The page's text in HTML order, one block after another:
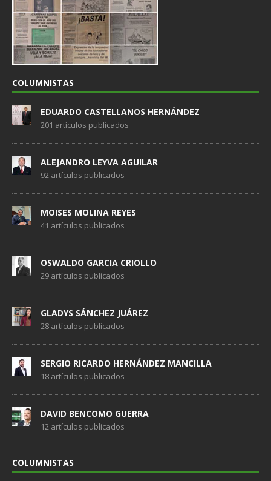
COLUMNISTAS
EDUARDO CASTELLANOS HERNÁNDEZ
201 artículos publicados
ALEJANDRO LEYVA AGUILAR
92 artículos publicados
MOISES MOLINA REYES
41 artículos publicados
OSWALDO GARCIA CRIOLLO
29 artículos publicados
GLADYS SÁNCHEZ JUÁREZ
28 artículos publicados
SERGIO RICARDO HERNÁNDEZ MANCILLA
18 artículos publicados
DAVID BENCOMO GUERRA
12 artículos publicados
COLUMNISTAS